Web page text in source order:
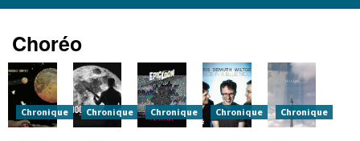
Choréo
Chronique Chronique Chronique Chronique Chronique